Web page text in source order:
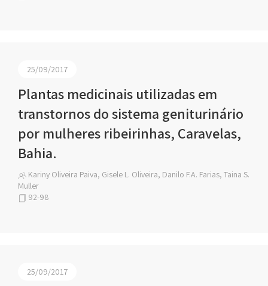
25/09/2017
Plantas medicinais utilizadas em
transtornos do sistema geniturinário
por mulheres ribeirinhas, Caravelas,
Bahia.
Kariny Oliveira Paiva, Gisele L. Oliveira, Danilo F.A. Farias, Taina S.
Muller
92-98
25/09/2017